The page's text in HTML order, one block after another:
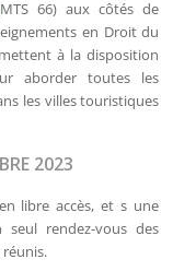
66) aux côtés de
en Droit du
à la disposition
aborder toutes les
les villes touristiques
2023
libre accès, et s une
rendez-vous des